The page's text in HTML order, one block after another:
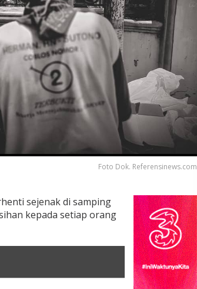
Foto Dok. Referensinews.com
sejenak di samping
kepada setiap orang